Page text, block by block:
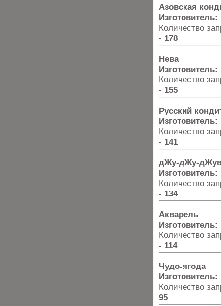
Азовская
Количество
- 178
Нева
Количество
- 155
Русский
Количество
- 141
дЖу-дЖу-
Количество
- 134
Акварель
Количество
- 114
Чудо-ягода
Количество
95